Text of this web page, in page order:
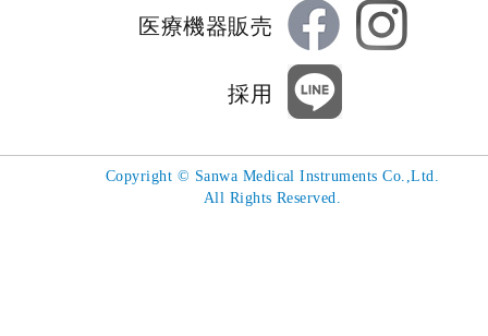
医療機器販売
採用
Copyright © Sanwa Medical Instruments Co.,Ltd.
All Rights Reserved.